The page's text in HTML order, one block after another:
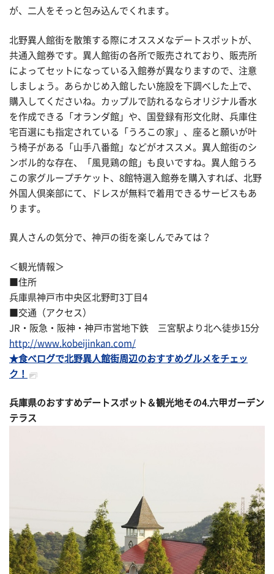
が、二人をそっと包み込んでくれます。
北野異人館街を散策する際にオススメなデートスポットが、
共通入館券です。異人館街の各所で販売されており、販売所
によってセットになっている入館券が異なりますので、注意
しましょう。あらかじめ入館したい施設を下調べした上で、
購入してくださいね。カップルで訪れるならオリジナル香水
を作成できる「オランダ館」や、国登録有形文化財、兵庫住
宅百選にも指定されている「うろこの家」、座ると願いが叶
う椅子がある「山手八番館」などがオススメ。異人館街のシ
ンボル的な存在、「風見鶏の館」も良いですね。異人館うろ
この家グループチケット、8館特選入館券を購入すれば、北野
外国人倶楽部にて、ドレスが無料で着用できるサービスもあ
ります。
異人さんの気分で、神戸の街を楽しんでみては？
＜観光情報＞
■住所
兵庫県神戸市中央区北野町3丁目4
■交通（アクセス）
JR・阪急・阪神・神戸市営地下鉄 三宮駅より北へ徒歩15分
http://www.kobeijinkan.com/
★食べログで北野異人館街周辺のおすすめグルメをチェッ
ク！
兵庫県のおすすめデートスポット＆観光地その4.六甲ガーデン
テラス